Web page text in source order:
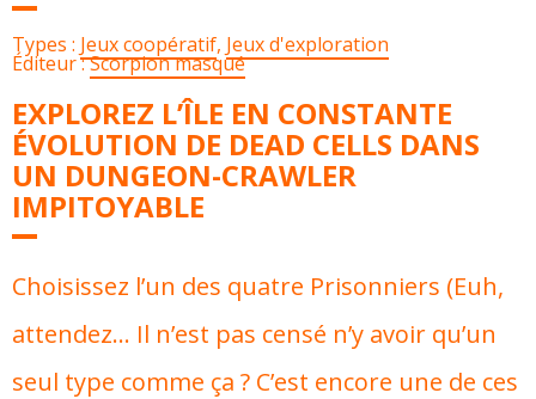
Types : Jeux coopératif, Jeux d'exploration
Éditeur :Scorpion masqué
EXPLOREZ L’ÎLE EN CONSTANTE
ÉVOLUTION DE DEAD CELLS DANS
UN DUNGEON-CRAWLER
IMPITOYABLE
Choisissez l’un des quatre Prisonniers (Euh,
attendez… Il n’est pas censé n’y avoir qu’un
seul type comme ça ? C’est encore une de ces